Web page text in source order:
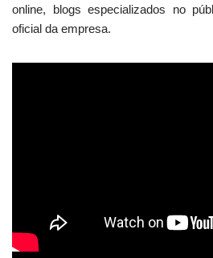
online, blogs especializados no
oficial da empresa.